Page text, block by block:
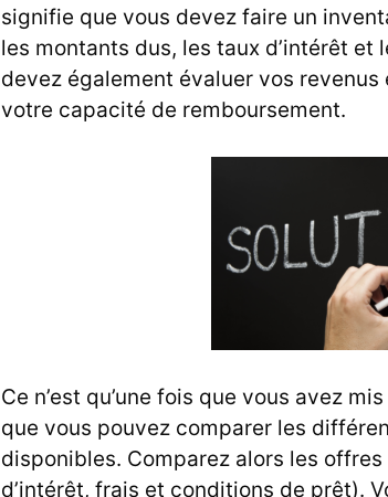
signifie que vous devez faire un
les montants dus, les taux d’intérêt et
devez également évaluer vos
votre capacité de remboursement.
Ce n’est qu’une fois que vous avez
que vous pouvez comparer les
disponibles. Comparez alors les
d’intérêt, frais et conditions de prêt).